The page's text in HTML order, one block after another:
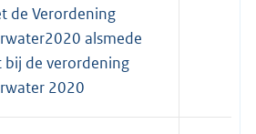
de Verordening
alsmede
bij de verordening
2020